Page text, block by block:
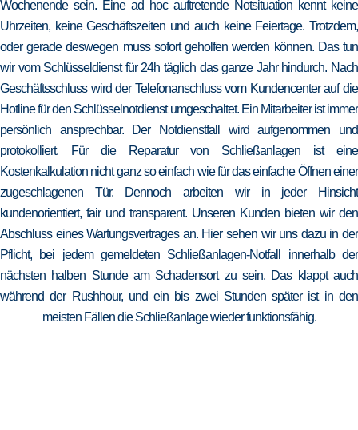
Wochenende sein. Eine ad hoc auftretende Notsituation kennt keine
Uhrzeiten, keine Geschäftszeiten und auch keine Feiertage. Trotzdem,
oder gerade deswegen muss sofort geholfen werden können. Das tun
wir vom Schlüsseldienst für 24h täglich das ganze Jahr hindurch. Nach
Geschäftsschluss wird der Telefonanschluss vom Kundencenter auf die
Hotline für den Schlüsselnotdienst umgeschaltet. Ein Mitarbeiter ist immer
persönlich ansprechbar. Der Notdienstfall wird aufgenommen und
protokolliert. Für die Reparatur von Schließanlagen ist eine
Kostenkalkulation nicht ganz so einfach wie für das einfache Öffnen einer
zugeschlagenen Tür. Dennoch arbeiten wir in jeder Hinsicht
kundenorientiert, fair und transparent. Unseren Kunden bieten wir den
Abschluss eines Wartungsvertrages an. Hier sehen wir uns dazu in der
Pflicht, bei jedem gemeldeten Schließanlagen-Notfall innerhalb der
nächsten halben Stunde am Schadensort zu sein. Das klappt auch
während der Rushhour, und ein bis zwei Stunden später ist in den
meisten Fällen die Schließanlage wieder funktionsfähig.